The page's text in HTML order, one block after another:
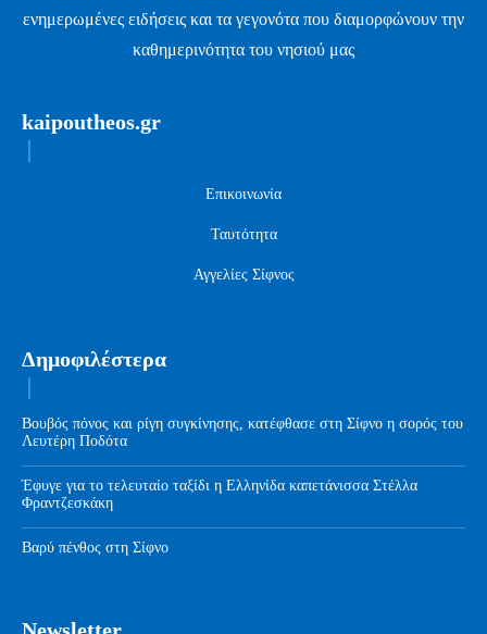
ενημερωμένες ειδήσεις και τα γεγονότα που διαμορφώνουν την
καθημερινότητα του νησιού μας
kaipoutheos.gr
Επικοινωνία
Ταυτότητα
Αγγελίες Σίφνος
Δημοφιλέστερα
Βουβός πόνος και ρίγη συγκίνησης, κατέφθασε στη Σίφνο η σορός του
Λευτέρη Ποδότα
Έφυγε για το τελευταίο ταξίδι η Ελληνίδα καπετάνισσα Στέλλα
Φραντζεσκάκη
Βαρύ πένθος στη Σίφνο